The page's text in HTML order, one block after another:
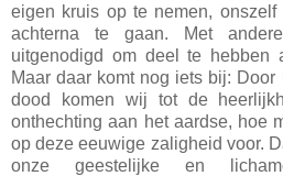
eigen kruis op te nemen,
achterna te gaan. Met
uitgenodigd om deel te hebben
Maar daar komt nog iets bij:
dood komen wij tot de
onthechting aan het aardse, hoe
op deze eeuwige zaligheid voor.
onze geestelijke en